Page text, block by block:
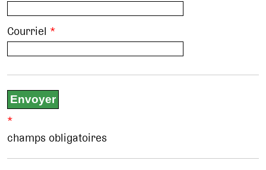
Courriel *
*
champs obligatoires